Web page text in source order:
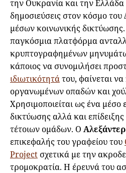
την Ουκρανία και την Ελλάδα
δημοσιεύσεις στον κόσμο του
μέσων κοινωνικής
παγκόσμια πλατφόρμα
κρυπτογραφημένων
κάποιος να συνομιλήσει
ιδιωτικότητάτου, φαίνεται
οργανωμένων οπαδών και
Χρησιμοποιείται ως ένα μέσο
δικτύωσης αλλά και
τέτοιων ομάδων. O
επικεφαλής του γραφείου του
Project σχετικά με την
τρομοκρατία. Η έρευνά του